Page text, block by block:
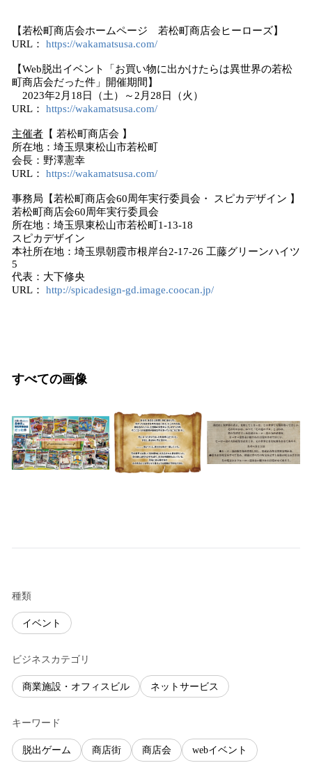
【若松町商店会ホームページ 若松町商店会ヒーローズ】
URL： https://wakamatsusa.com/
【Web脱出イベント「お買い物に出かけたらは異世界の若松
町商店会だった件」開催期間】
2023年2月18日（土）～2月28日（火）
URL： https://wakamatsusa.com/
主催者 【 若松町商店会 】
所在地：埼玉県東松山市若松町
会長：野澤憲幸
URL： https://wakamatsusa.com/
事務局【若松町商店会60周年実行委員会・ スピカデザイン 】
若松町商店会60周年実行委員会
所在地：埼玉県東松山市若松町1-13-18
スピカデザイン
本社所在地：埼玉県朝霞市根岸台2-17-26 工藤グリーンハイツ
5
代表：大下修央
URL： http://spicadesign-gd.image.coocan.jp/
すべての画像
種類
イベント
ビジネスカテゴリ
商業施設・オフィスビル ネットサービス
キーワード
脱出ゲーム 商店街 商店会 webイベント